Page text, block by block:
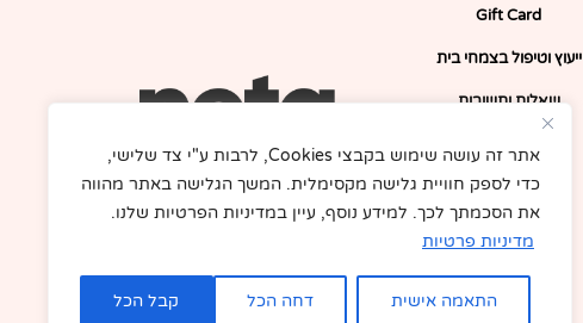
אתר זה עושה שימוש בקבצי Cookies, לרבות ע"י צד שלישי,
כדי לספק חוויית גלישה מקסימלית. המשך הגלישה באתר מהווה
את הסכמתך לכך. למידע נוסף, עיין במדיניות הפרטיות שלנו.
מדיניות פרטיות
התאמה אישית דחה הכל קבל הכל
Gift Card
ייעוץ וטיפול בצמחי בית
שאלות ותשובות
תקנון
בלוג
I
n
s
g
F
a
c
o
o
k